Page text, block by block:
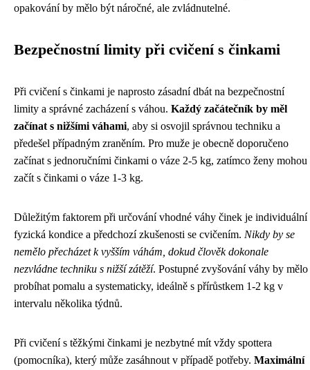
opakování by mělo být náročné, ale zvládnutelné.
Bezpečnostní limity při cvičení s činkami
Při cvičení s činkami je naprosto zásadní dbát na bezpečnostní
limity a správné zacházení s váhou. Každý začátečník by měl
začínat s nižšími váhami, aby si osvojil správnou techniku a
předešel případným zraněním. Pro muže je obecně doporučeno
začínat s jednoručními činkami o váze 2-5 kg, zatímco ženy mohou
začít s činkami o váze 1-3 kg.
Důležitým faktorem při určování vhodné váhy činek je individuální
fyzická kondice a předchozí zkušenosti se cvičením. Nikdy by se
nemělo přecházet k vyšším váhám, dokud člověk dokonale
nezvládne techniku s nižší zátěží. Postupné zvyšování váhy by mělo
probíhat pomalu a systematicky, ideálně s přírůstkem 1-2 kg v
intervalu několika týdnů.
Při cvičení s těžkými činkami je nezbytné mít vždy spottera
(pomocníka), který může zasáhnout v případě potřeby. Maximální